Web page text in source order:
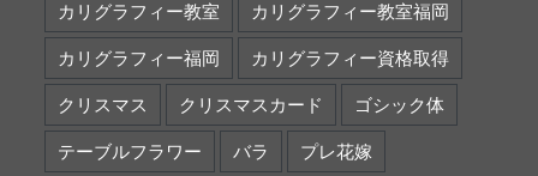
カリグラフィー教室 カリグラフィー教室福岡
カリグラフィー福岡 カリグラフィー資格取得
クリスマス クリスマスカード ゴシック体
テーブルフラワー バラ プレ花嫁